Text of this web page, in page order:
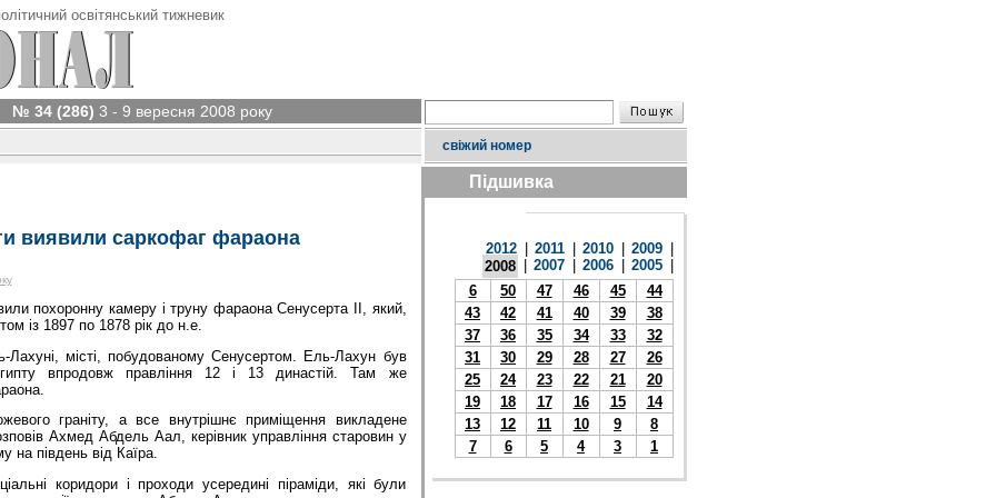
освітянський тижневик
№ 34 (286) 3 - 9 вересня 2008 року
свіжий номер
виявили саркофаг фараона
похоронну камеру і труну фараона Сенусерта II, який,
із 1897 по 1878 рік до н.е.
місті, побудованому Сенусертом. Ель-Лахун був
впродовж правління 12 і 13 династій. Там же
граніту, а все внутрішнє приміщення викладене
Ахмед Абдель Аал, керівник управління старовин у
на південь від Каїра.
коридори і проходи усередині піраміди, які були
Підшивка
2012 2011 2010 2009
2008
2007 2006 2005
6
50 47 46 45
44
43
42 41 40 39
38
37
36 35 34 33
32
31
30 29 28 27
26
25
24 23 22 21
20
19
18 17 16 15
14
13
12 11 10 9
8
7
6 5 4 3 1